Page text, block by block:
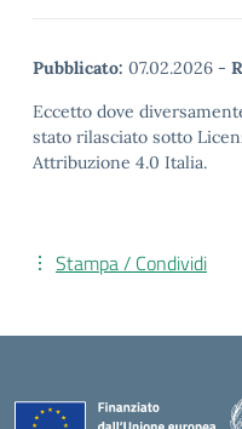
Pubblicato: 07.02.2026 -
Eccetto dove
stato rilasciato sotto
Attribuzione 4.0 Italia.
Stampa / Condividi